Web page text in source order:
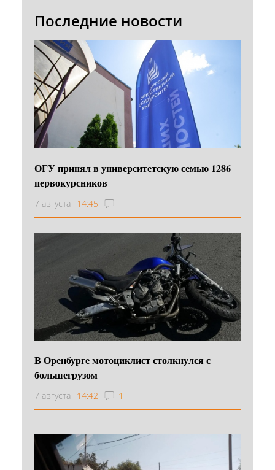
Последние новости
ОГУ принял в университетскую семью 1286
первокурсников
7 августа 14:45
В Оренбурге мотоциклист столкнулся с
большегрузом
7 августа 14:42 1